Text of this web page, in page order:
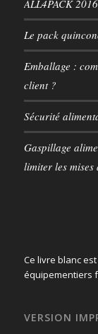
ALL4PACK
Le pack
Emballage :
client ?
Sécurité
Gaspillage
limiter les mises
Ce livre blanc
équipementiers
VERSION